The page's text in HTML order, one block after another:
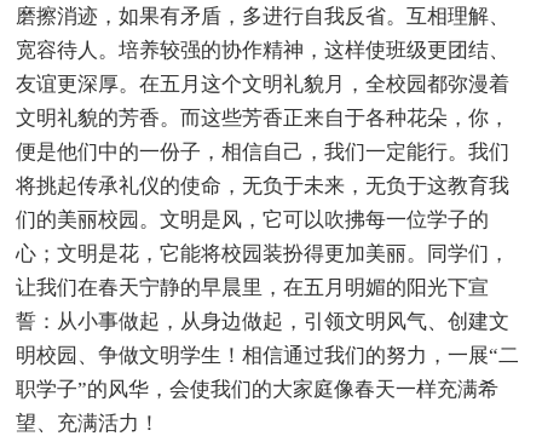
磨擦消迹，如果有矛盾，多进行自我反省。互相理解、
宽容待人。培养较强的协作精神，这样使班级更团结、
友谊更深厚。在五月这个文明礼貌月，全校园都弥漫着
文明礼貌的芳香。而这些芳香正来自于各种花朵，你，
便是他们中的一份子，相信自己，我们一定能行。我们
将挑起传承礼仪的使命，无负于未来，无负于这教育我
们的美丽校园。文明是风，它可以吹拂每一位学子的
心；文明是花，它能将校园装扮得更加美丽。同学们，
让我们在春天宁静的早晨里，在五月明媚的阳光下宣
誓：从小事做起，从身边做起，引领文明风气、创建文
明校园、争做文明学生！相信通过我们的努力，一展“二
职学子”的风华，会使我们的大家庭像春天一样充满希
望、充满活力！